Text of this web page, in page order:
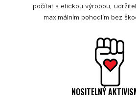
počítat s etickou výrobou,
maximálním pohodlím bez
NOSITELNÝ